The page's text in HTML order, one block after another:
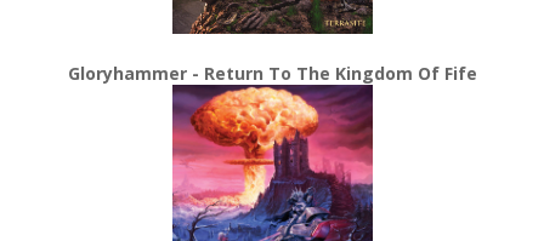
Gloryhammer - Return To The Kingdom Of Fife